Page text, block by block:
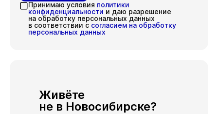
Принимаю условия политики
конфиденциальности и даю разрешение
на обработку персональных данных
в соответствии с согласием на обработку
персональных данных
Живёте
не в Новосибирске?